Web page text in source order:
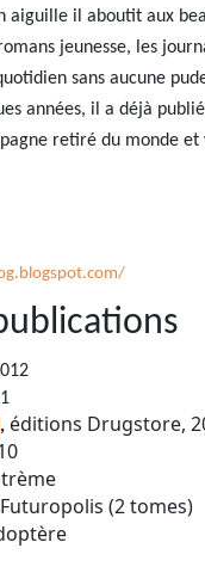
aiguille il aboutit aux
jeunesse, les
sans aucune
années, il a déjà
retiré du monde
, éditions Drugstore,
(2 tomes)